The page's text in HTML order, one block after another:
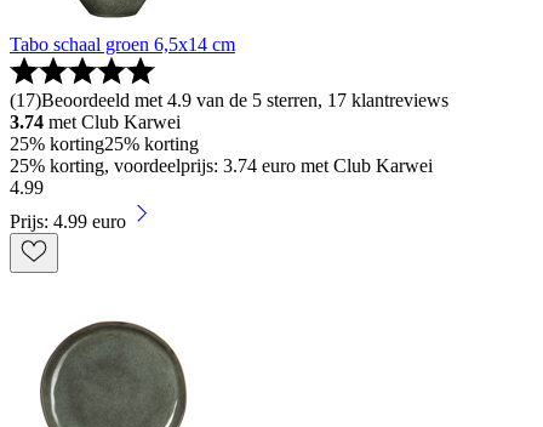
Tabo schaal groen 6,5x14 cm
(17)Beoordeeld met 4.9 van de 5 sterren, 17 klantreviews
3.74 met Club Karwei
25% korting25% korting
25% korting, voordeelprijs: 3.74 euro met Club Karwei
4.99
Prijs: 4.99 euro